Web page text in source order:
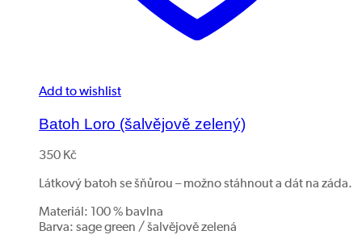
Add to wishlist
Batoh Loro (šalvějově zelený)
350 Kč
Látkový batoh se šňůrou – možno stáhnout a dát na záda.
Materiál: 100 % bavlna
Barva: sage green / šalvějově zelená